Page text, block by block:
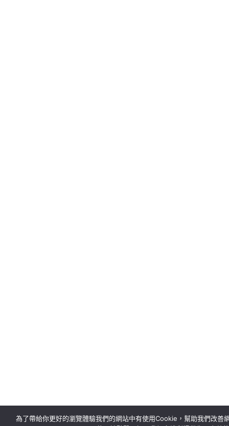
為了帶給你更好的瀏覽體驗我們的網站中有使用Cookie，幫助我們改善